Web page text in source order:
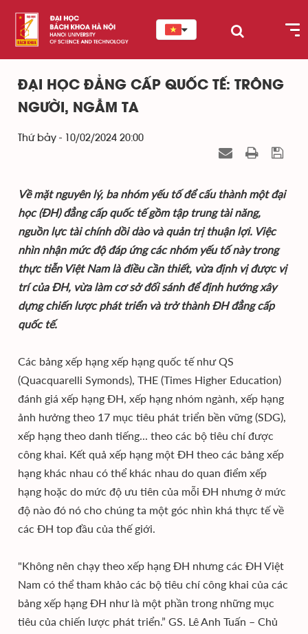
ĐẠI HỌC ĐẲNG CẤP QUỐC TẾ: TRÔNG
NGƯỜI, NGẪM TA
Thứ bảy - 10/02/2024 20:00
Về mặt nguyên lý, ba nhóm yếu tố để cấu thành một đại
học (ĐH) đẳng cấp quốc tế gồm tập trung tài năng,
nguồn lực tài chính dồi dào và quản trị thuận lợi. Việc
nhìn nhận mức độ đáp ứng các nhóm yếu tố này trong
thực tiễn Việt Nam là điều cần thiết, vừa định vị được vị
trí của ĐH, vừa làm cơ sở đối sánh để định hướng xây
dựng chiến lược phát triển và trở thành ĐH đẳng cấp
quốc tế.
Các bảng xếp hạng xếp hạng quốc tế như QS
(Quacquarelli Symonds), THE (Times Higher Education)
đánh giá xếp hạng ĐH, xếp hạng nhóm ngành, xếp hạng
ảnh hưởng theo 17 mục tiêu phát triển bền vững (SDG),
xếp hạng theo danh tiếng... theo các bộ tiêu chí được
công khai. Kết quả xếp hạng một ĐH theo các bảng xếp
hạng khác nhau có thể khác nhau do quan điểm xếp
hạng hoặc do mức độ ưu tiên của mỗi ĐH nhưng ở mức
độ nào đó nó cho chúng ta một góc nhìn khá thực tế về
các ĐH top đầu của thế giới.
"Không nên chạy theo xếp hạng ĐH nhưng các ĐH Việt
Nam có thể tham khảo các bộ tiêu chí công khai của các
bảng xếp hạng ĐH như là một phần trong những mục
tiêu của chiến lược phát triển.” GS. Lê Anh Tuấn – Chủ